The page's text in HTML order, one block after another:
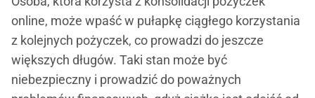
online, może wpaść w pułapkę ciągłego korzystania
z kolejnych pożyczek, co prowadzi do jeszcze
większych długów. Taki stan może być
niebezpieczny i prowadzić do poważnych